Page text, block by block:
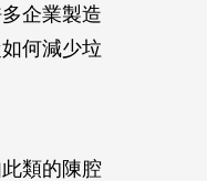
企業製造
何減少垃
類的陳腔